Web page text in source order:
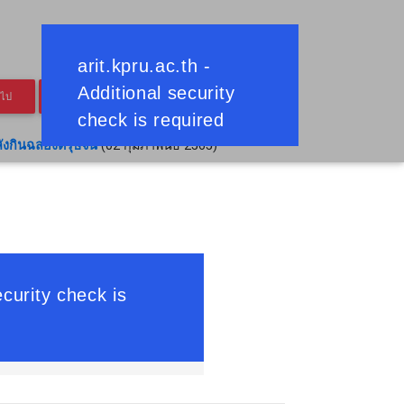
ป หน้าสุดท้าย
งกินฉลองตรุษจีน(02 กุมภาพันธ์ 2565)